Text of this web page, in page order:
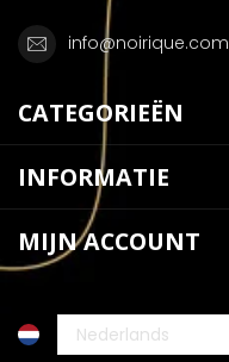
info@noirique.com
CATEGORIEËN
INFORMATIE
MIJN ACCOUNT